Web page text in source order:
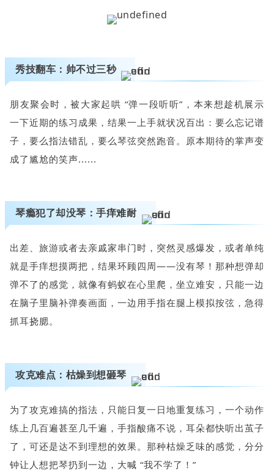
秀技翻车：帅不过三秒
朋友聚会时，被大家起哄 “弹一段听听”，本来想趁机展示
一下近期的练习成果，结果一上手就状况百出：要么忘记谱
子，要么指法错乱，要么琴弦突然跑音。原本期待的掌声变
成了尴尬的笑声......
琴瘾犯了却没琴：手痒难耐
出差、旅游或者去亲戚家串门时，突然灵感爆发，或者单纯
就是手痒想摸两把，结果环顾四周——没有琴！那种想弹却
弹不了的感觉，就像有蚂蚁在心里爬，坐立难安，只能一边
在脑子里脑补弹奏画面，一边用手指在腿上模拟按弦，急得
抓耳挠腮。
攻克难点：枯燥到想砸琴
为了攻克难搞的指法，只能日复一日地重复练习，一个动作
练上几百遍甚至几千遍，手指酸痛不说，耳朵都快听出茧子
了，可还是达不到理想的效果。那种枯燥乏味的感觉，分分
钟让人想把琴扔到一边，大喊 “我不学了！”